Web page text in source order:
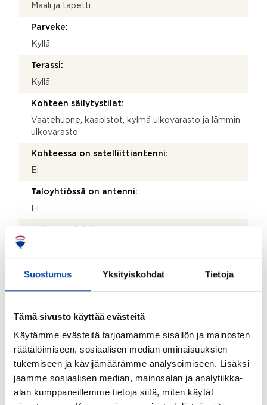
Suostumus Yksityiskohdat Tietoja
Tämä sivusto käyttää evästeitä
Käytämme evästeitä tarjoamamme sisällön ja mainosten
räätälöimiseen, sosiaalisen median ominaisuuksien
tukemiseen ja kävijämäärämme analysoimiseen. Lisäksi
jaamme sosiaalisen median, mainosalan ja analytiikka-
alan kumppaneillemme tietoja siitä, miten käytät
Maali ja tapetti
Parveke:
Kyllä
Terassi:
Kyllä
Kohteen säilytystilat:
Vaatehuone, kaapistot, kylmä ulkovarasto ja lämmin
ulkovarasto
Kohteessa on satelliittiantenni:
Ei
Taloyhtiössä on antenni:
Ei
Taloyhtiö
Taloyhtiön nimi:
Asunto Oy Tampereen Metsävirna
1972696-0